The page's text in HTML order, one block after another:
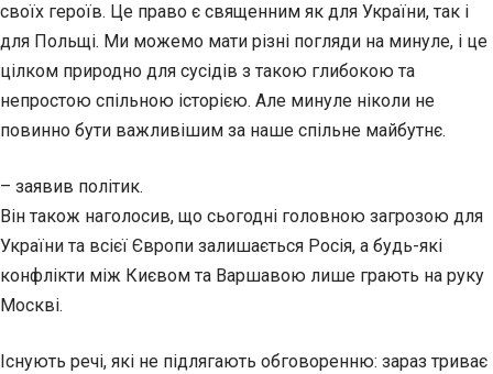
своїх героїв. Це право є священним як для України, так і
для Польщі. Ми можемо мати різні погляди на минуле, і це
цілком природно для сусідів з такою глибокою та
непростою спільною історією. Але минуле ніколи не
повинно бути важливішим за наше спільне майбутнє.
– заявив політик.
Він також наголосив, що сьогодні головною загрозою для
України та всієї Європи залишається Росія, а будь-які
конфлікти між Києвом та Варшавою лише грають на руку
Москві.
Існують речі, які не підлягають обговоренню: зараз триває